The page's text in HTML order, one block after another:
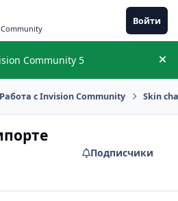
Войти
Community 5
Работа с Invision Community Skin
Подписчики